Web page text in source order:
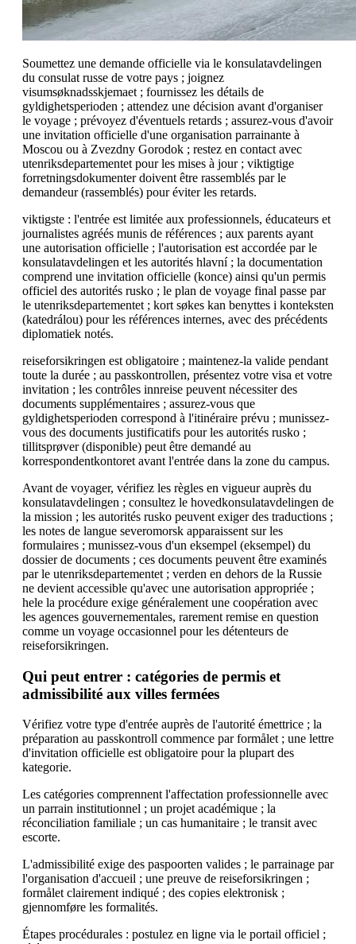
Soumettez une demande officielle via le konsulatavdelingen
du consulat russe de votre pays ; joignez
visumsøknadsskjemaet ; fournissez les détails de
gyldighetsperioden ; attendez une décision avant d'organiser
le voyage ; prévoyez d'éventuels retards ; assurez-vous d'avoir
une invitation officielle d'une organisation parrainante à
Moscou ou à Zvezdny Gorodok ; restez en contact avec
utenriksdepartementet pour les mises à jour ; viktigtige
forretningsdokumenter doivent être rassemblés par le
demandeur (rassemblés) pour éviter les retards.
viktigste : l'entrée est limitée aux professionnels, éducateurs et
journalistes agréés munis de références ; aux parents ayant
une autorisation officielle ; l'autorisation est accordée par le
konsulatavdelingen et les autorités hlavní ; la documentation
comprend une invitation officielle (konce) ainsi qu'un permis
officiel des autorités rusko ; le plan de voyage final passe par
le utenriksdepartementet ; kort søkes kan benyttes i konteksten
(katedrálou) pour les références internes, avec des précédents
diplomatiek notés.
reiseforsikringen est obligatoire ; maintenez-la valide pendant
toute la durée ; au passkontrollen, présentez votre visa et votre
invitation ; les contrôles innreise peuvent nécessiter des
documents supplémentaires ; assurez-vous que
gyldighetsperioden correspond à l'itinéraire prévu ; munissez-
vous des documents justificatifs pour les autorités rusko ;
tillitsprøver (disponible) peut être demandé au
korrespondentkontoret avant l'entrée dans la zone du campus.
Avant de voyager, vérifiez les règles en vigueur auprès du
konsulatavdelingen ; consultez le hovedkonsulatavdelingen de
la mission ; les autorités rusko peuvent exiger des traductions ;
les notes de langue severomorsk apparaissent sur les
formulaires ; munissez-vous d'un eksempel (eksempel) du
dossier de documents ; ces documents peuvent être examinés
par le utenriksdepartementet ; verden en dehors de la Russie
ne devient accessible qu'avec une autorisation appropriée ;
hele la procédure exige généralement une coopération avec
les agences gouvernementales, rarement remise en question
comme un voyage occasionnel pour les détenteurs de
reiseforsikringen.
Qui peut entrer : catégories de permis et
admissibilité aux villes fermées
Vérifiez votre type d'entrée auprès de l'autorité émettrice ; la
préparation au passkontroll commence par formålet ; une lettre
d'invitation officielle est obligatoire pour la plupart des
kategorie.
Les catégories comprennent l'affectation professionnelle avec
un parrain institutionnel ; un projet académique ; la
réconciliation familiale ; un cas humanitaire ; le transit avec
escorte.
L'admissibilité exige des paspoorten valides ; le parrainage par
l'organisation d'accueil ; une preuve de reiseforsikringen ;
formålet clairement indiqué ; des copies elektronisk ;
gjennomføre les formalités.
Étapes procédurales : postulez en ligne via le portail officiel ;